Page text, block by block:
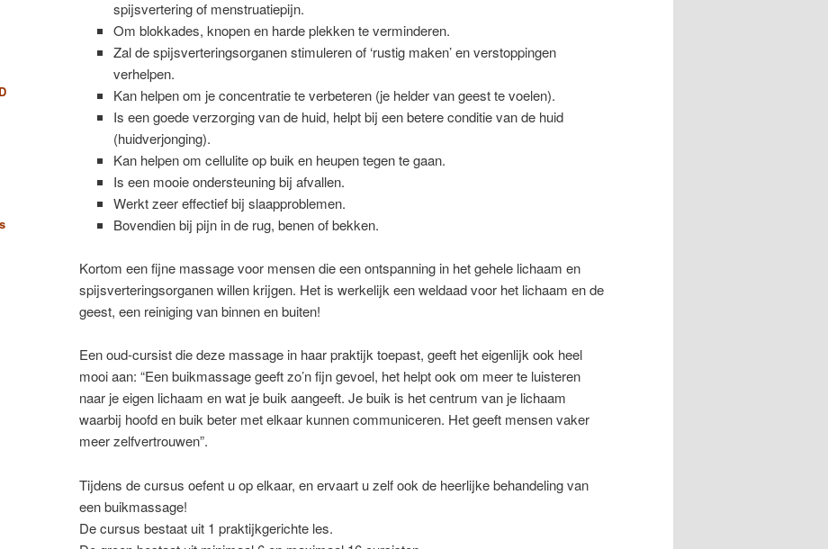
spijsvertering of menstruatiepijn.
Om blokkades, knopen en harde plekken te verminderen.
Zal de spijsverteringsorganen stimuleren of ‘rustig maken’ en verstoppingen
verhelpen.
Kan helpen om je concentratie te verbeteren (je helder van geest te voelen).
Is een goede verzorging van de huid, helpt bij een betere conditie van de huid
(huidverjonging).
Kan helpen om cellulite op buik en heupen tegen te gaan.
Is een mooie ondersteuning bij afvallen.
Werkt zeer effectief bij slaapproblemen.
Bovendien bij pijn in de rug, benen of bekken.
Kortom een fijne massage voor mensen die een ontspanning in het gehele lichaam en
spijsverteringsorganen willen krijgen. Het is werkelijk een weldaad voor het lichaam en de
geest, een reiniging van binnen en buiten!
Een oud-cursist die deze massage in haar praktijk toepast, geeft het eigenlijk ook heel
mooi aan: “Een buikmassage geeft zo’n fijn gevoel, het helpt ook om meer te luisteren
naar je eigen lichaam en wat je buik aangeeft. Je buik is het centrum van je lichaam
waarbij hoofd en buik beter met elkaar kunnen communiceren. Het geeft mensen vaker
meer zelfvertrouwen”.
Tijdens de cursus oefent u op elkaar, en ervaart u zelf ook de heerlijke behandeling van
een buikmassage!
De cursus bestaat uit 1 praktijkgerichte les.